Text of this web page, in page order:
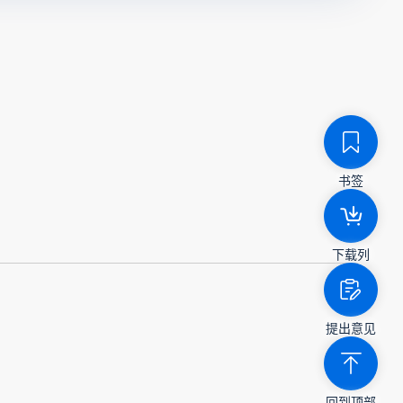
书签
下载列
提出意见